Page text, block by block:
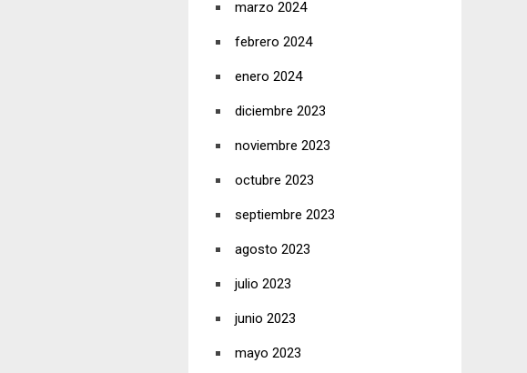
marzo 2024
febrero 2024
enero 2024
diciembre 2023
noviembre 2023
octubre 2023
septiembre 2023
agosto 2023
julio 2023
junio 2023
mayo 2023